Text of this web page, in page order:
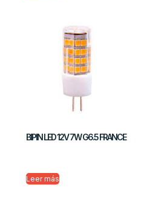
BIPIN LED 12V 7W G6.5 FRANCE
Leer más